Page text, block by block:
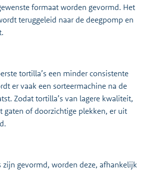
formaat worden gevormd. Het
teruggeleid naar de deegpomp en
tortilla’s een minder consistente
er vaak een sorteermachine na de
Zodat tortilla’s van lagere kwaliteit,
gaten of doorzichtige plekken, er uit
zijn gevormd, worden deze, afhankelijk